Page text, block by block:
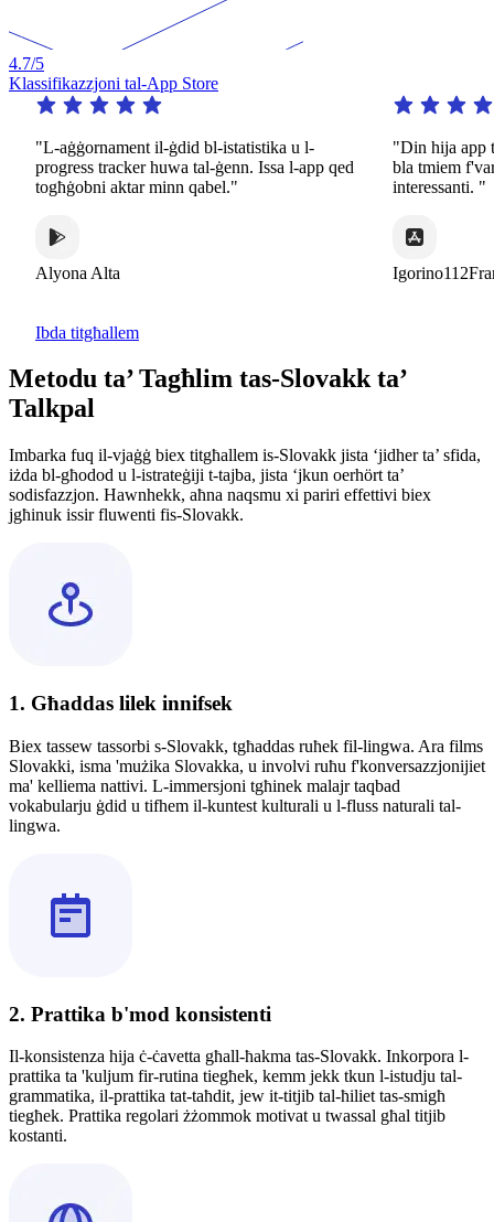
4.7/5
Klassifikazzjoni tal-App Store
"L-aġġornament il-ġdid bl-istatistika u l-
progress tracker huwa tal-ġenn. Issa l-app qed
togħġobni aktar minn qabel."
Alyona Alta
"Din hija app
bla tmiem
interessanti. "
Igorino112France
Ibda titgħallem
Metodu ta’ Tagħlim tas-Slovakk ta’
Talkpal
Imbarka fuq il-vjaġġ biex titgħallem is-Slovakk jista ‘jidher ta’ sfida,
iżda bl-għodod u l-istrateġiji t-tajba, jista ‘jkun oerhört ta’
sodisfazzjon. Hawnhekk, aħna naqsmu xi pariri effettivi biex
jgħinuk issir fluwenti fis-Slovakk.
1. Għaddas lilek innifsek
Biex tassew tassorbi s-Slovakk, tgħaddas ruħek fil-lingwa. Ara films
Slovakki, isma 'mużika Slovakka, u involvi ruħu f'konversazzjonijiet
ma' kelliema nattivi. L-immersjoni tgħinek malajr taqbad
vokabularju ġdid u tifhem il-kuntest kulturali u l-fluss naturali tal-
lingwa.
2. Prattika b'mod konsistenti
Il-konsistenza hija ċ-ċavetta għall-ħakma tas-Slovakk. Inkorpora l-
prattika ta 'kuljum fir-rutina tiegħek, kemm jekk tkun l-istudju tal-
grammatika, il-prattika tat-taħdit, jew it-titjib tal-ħiliet tas-smigħ
tiegħek. Prattika regolari żżommok motivat u twassal għal titjib
kostanti.